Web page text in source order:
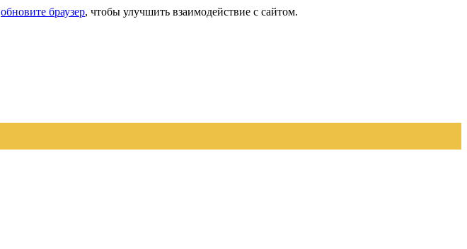
обновите браузер, чтобы улучшить взаимодействие с сайтом.